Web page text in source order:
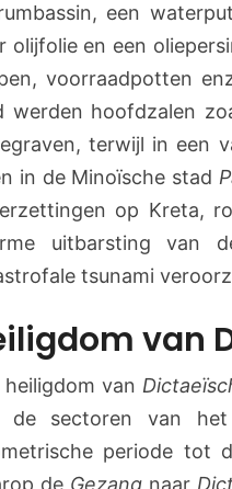
een
olijfolie en een
voorraadpotten
werden hoofdzalen
terwijl in een
in de Minoïsche stad
op Kreta,
uitbarsting van
tsunami
van
heiligdom van
de sectoren van
periode tot
de Gezang naar